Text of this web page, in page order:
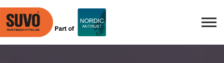
Skip to main content